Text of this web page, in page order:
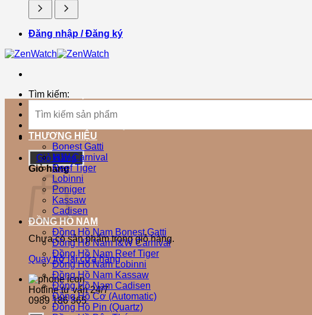
Đăng nhập / Đăng ký
Tìm kiếm:
Giỏ Hàng
Giỏ hàng
Chưa có sản phẩm trong giỏ hàng.
Quay trở lại cửa hàng
Hotline tư vấn 24/7
0989 186 365
TRANG CHỦ
SẢN PHẨM MỚI
THƯƠNG HIỆU
Bonest Gatti
I&W Carnival
Reef Tiger
Lobinni
Poniger
Kassaw
Cadisen
ĐỒNG HỒ NAM
Đồng Hồ Nam Bonest Gatti
Đồng Hồ Nam I&W Carnival
Đồng Hồ Nam Reef Tiger
Đồng Hồ Nam Lobinni
Đồng Hồ Nam Kassaw
Đồng Hồ Nam Cadisen
Đồng Hồ Cơ (Automatic)
Đồng Hồ Pin (Quartz)